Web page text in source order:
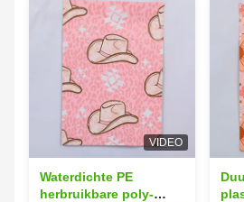
VIDEO
Waterdichte PE
herbruikbare poly-